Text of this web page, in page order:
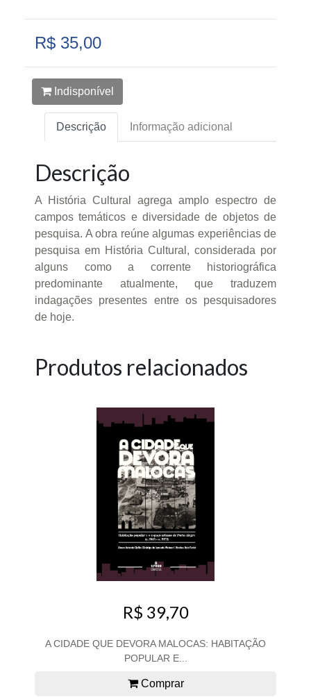
R$ 35,00
Indisponível
Descrição Informação adicional
Descrição
A História Cultural agrega amplo espectro de
campos temáticos e diversidade de objetos de
pesquisa. A obra reúne algumas experiências de
pesquisa em História Cultural, considerada por
alguns como a corrente historiográfica
predominante atualmente, que traduzem
indagações presentes entre os pesquisadores
de hoje.
Produtos relacionados
R$ 39,70
A CIDADE QUE DEVORA MALOCAS: HABITAÇÃO
POPULAR E...
Comprar